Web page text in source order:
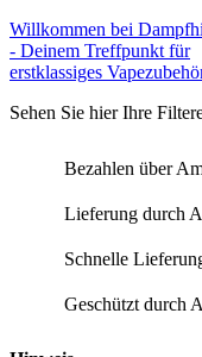
Willkommen bei
- Deinem Treffpunkt für
erstklassiges
Sehen Sie hier Ihre
Bezahlen über
Lieferung durch
Schnelle
Geschützt durch